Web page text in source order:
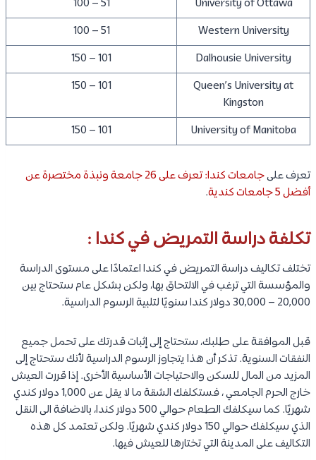
University of Ottawa
51 – 100
Western University
51 – 100
Dalhousie University
101 – 150
Queen’s University at
Kingston
101 – 150
University of Manitoba
101 – 150
تعرف على
جامعات كندا: تعرف على 26 جامعة ونبذة مختصرة عن
أفضل 5 جامعات كندية
.
تكلفة دراسة التمريض في كندا :
تختلف تكاليف دراسة التمريض في كندا اعتمادًا على مستوى الدراسة
والمؤسسة التي ترغب في الالتحاق بها، ولكن بشكل عام ستحتاج بين
20,000 – 30,000 دولار كندا سنويًا لتلبية الرسوم الدراسية.
قبل الموافقة على طلبك، ستحتاج إلى إثبات قدرتك على تحمل جميع
النفقات السنوية. تذكر أن هذا يتجاوز الرسوم الدراسية لأنك ستحتاج إلى
المزيد من المال للسكن والاحتياجات الأساسية الأخرى. إذا قررت العيش
خارج الحرم الجامعي ، فستكلفك الشقة ما لا يقل عن 1,000 دولار كندي
شهريًا. كما سيكلفك الطعام حوالي 500 دولار كندا، بالاضافة الى النقل
الذي سيكلفك حوالي 150 دولار كندي شهريًا. ولكن تعتمد كل هذه
التكاليف على المدينة التي تختارها للعيش فيها.